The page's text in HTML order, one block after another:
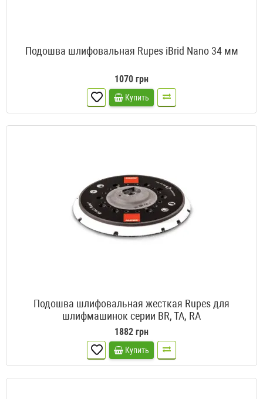
Подошва шлифовальная Rupes iBrid Nano 34 мм
1070 грн
Купить
Подошва шлифовальная жесткая Rupes для
шлифмашинок серии BR, TA, RA
1882 грн
Купить